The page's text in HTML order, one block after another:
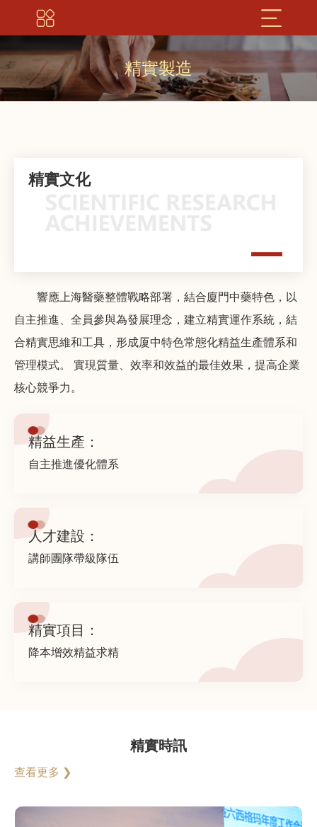
精實製造
精實文化
響應上海醫藥整體戰略部署，結合廈門中藥特色，以
自主推進、全員參與為發展理念，建立精實運作系統，結
合精實思維和工具，形成厦中特色常態化精益生產體系和
管理模式。 實現質量、效率和效益的最佳效果，提高企業
核心競爭力。
精益生產：
自主推進優化體系
人才建設：
講師團隊帶級隊伍
精實項目：
降本增效精益求精
精實時訊
查看更多 ❯